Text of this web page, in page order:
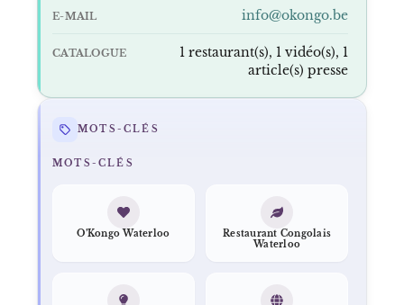
E-MAIL info@okongo.be
CATALOGUE
1 restaurant(s), 1 vidéo(s), 1
article(s) presse
MOTS-CLÉS
MOTS-CLÉS
O’Kongo Waterloo
Restaurant Congolais
Waterloo